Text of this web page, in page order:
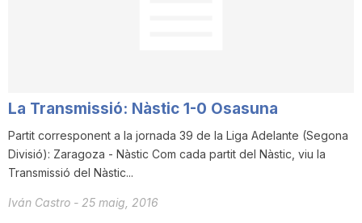
La Transmissió: Nàstic 1-0 Osasuna
Partit corresponent a la jornada 39 de la Liga Adelante (Segona
Divisió): Zaragoza - Nàstic Com cada partit del Nàstic, viu la
Transmissió del Nàstic...
Iván Castro - 25 maig, 2016